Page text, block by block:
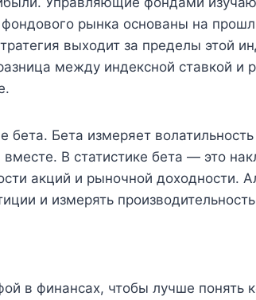
фондового рынка основаны на
выходит за пределы этой
между индексной ставкой и
бета. Бета измеряет
В статистике бета — это
акций и рыночной доходности.
и измерять
в финансах, чтобы лучше понять